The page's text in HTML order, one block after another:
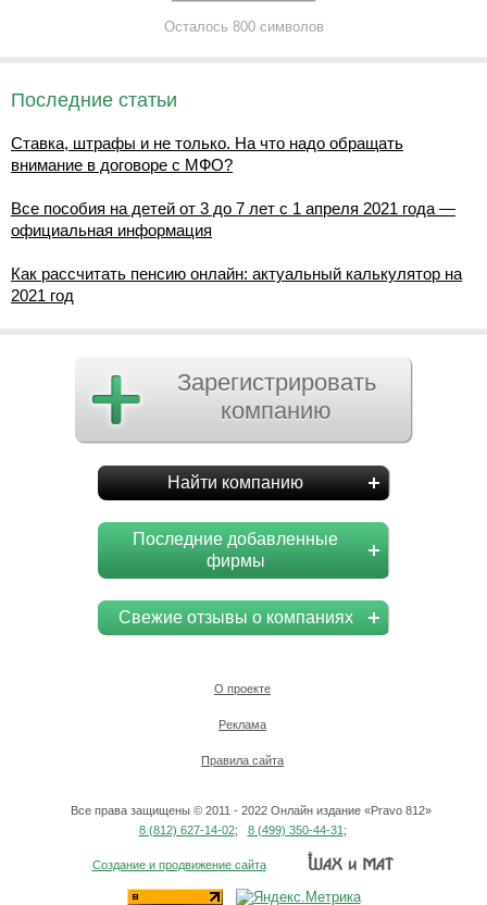
Осталось 800 символов
Последние статьи
Ставка, штрафы и не только. На что надо обращать
внимание в договоре с МФО?
Все пособия на детей от 3 до 7 лет с 1 апреля 2021 года —
официальная информация
Как рассчитать пенсию онлайн: актуальный калькулятор на
2021 год
Зарегистрировать
компанию
Найти компанию
Последние добавленные
фирмы
Свежие отзывы о компаниях
О проекте
Реклама
Правила сайта
Все права защищены © 2011 - 2022 Онлайн издание «Pravo 812»
8 (812) 627-14-02; 8 (499) 350-44-31 ;
Создание и продвижение сайта